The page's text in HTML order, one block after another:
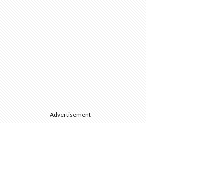
Advertisement